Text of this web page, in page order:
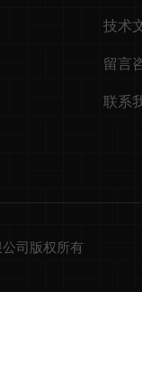
技术
留言
联系
司版权所有